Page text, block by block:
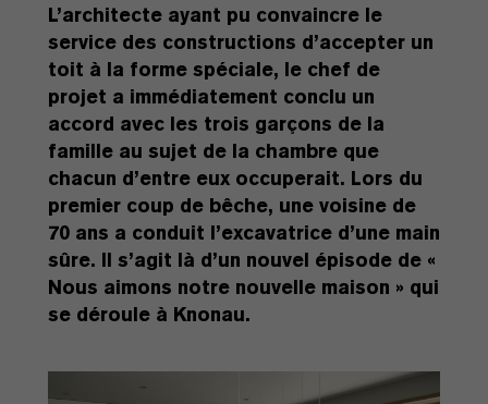
L’architecte ayant pu convaincre le
service des constructions d’accepter un
toit à la forme spéciale, le chef de
projet a immédiatement conclu un
accord avec les trois garçons de la
famille au sujet de la chambre que
chacun d’entre eux occuperait. Lors du
premier coup de bêche, une voisine de
70 ans a conduit l’excavatrice d’une main
sûre. Il s’agit là d’un nouvel épisode de «
Nous aimons notre nouvelle maison » qui
se déroule à Knonau.